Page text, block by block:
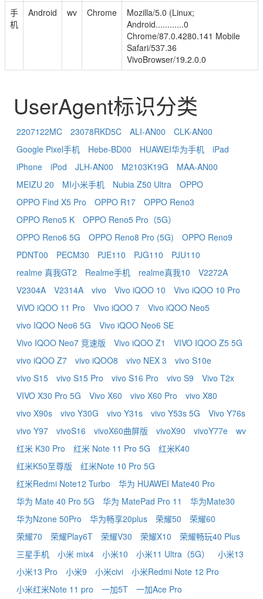
手
机
Android wv Chrome
Mozilla/5.0 (Linux;
Android............0
Chrome/87.0.4280.141 Mobile
Safari/537.36
VivoBrowser/19.2.0.0
UserAgent标识分类
2207122MC 23078RKD5C ALI-AN00
CLK-AN00
Google Pixel手机
Hebe-BD00 HUAWEI华为手机
iPad
iPhone
iPod JLH-AN00 M2103K19G
MAA-AN00
MEIZU 20
MI小米手机 Nubia Z50 Ultra
OPPO
OPPO Find X5 Pro
OPPO R17
OPPO Reno3
OPPO Reno5 K
OPPO Reno5 Pro（5G）
OPPO Reno6 5G
OPPO Reno8 Pro (5G)
OPPO Reno9
PDNT00
PECM30 PJE110 PJG110
PJU110
realme 真我GT2
Realme手机 realme真我10
V2272A
V2304A
V2314A vivo Vivo iQOO 10
Vivo iQOO 10 Pro
ViVO iQOO 11 Pro
Vivo iQOO 7
Vivo iQOO Neo5
vivo IQOO Neo6 5G
Vivo iQOO Neo6 SE
Vivo IQOO Neo7 竞速版
Vivo iQOO Z1
VIVO IQOO Z5 5G
vivo iQOO Z7
vivo iQOO8 vivo NEX 3
vivo S10e
vivo S15
vivo S15 Pro vivo S16 Pro vivo S9
Vivo T2x
VIVO X30 Pro 5G
Vivo X60 vivo X60 Pro
vivo X80
vivo X90s
vivo Y30G vivo Y31s vivo Y53s 5G
Vivo Y76s
vivo Y97
vivoS16 vivoX60曲屏版 vivoX90 vivoY77e
wv
红米 K30 Pro
红米 Note 11 Pro 5G
红米K40
红米K50至尊版
红米Note 10 Pro 5G
红米Redmi Note12 Turbo
华为 HUAWEI Mate40 Pro
华为 Mate 40 Pro 5G
华为 MatePad Pro 11
华为Mate30
华为Nzone 50Pro
华为畅享20plus 荣耀50
荣耀60
荣耀70
荣耀Play6T 荣耀V30 荣耀X10
荣耀畅玩40 Plus
三星手机
小米 mix4 小米10 小米11 Ultra（5G）
小米13
小米13 Pro
小米9 小米civi
小米Redmi Note 12 Pro
小米红米Note 11 pro
一加5T 一加Ace Pro